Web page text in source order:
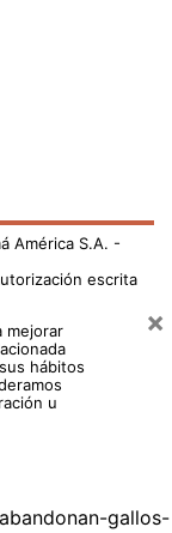
América S.A. -
escrita
mejorar
hábitos
u
×
gallos-